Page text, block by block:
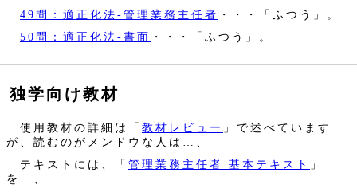
49問：適正化法‐管理業務主任者 ・・・「ふつう」。
50問：適正化法‐書面 ・・・「ふつう」。
独学向け教材
使用教材の詳細は「 教材レビュー 」で述べています
が、読むのがメンドウな人は…、
テキストには、「 管理業務主任者 基本テキスト
」
を…、